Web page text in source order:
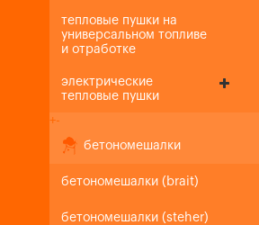
тепловые пушки на
универсальном топливе
и отработке
электрические
тепловые пушки
+-
бетономешалки
бетономешалки (brait)
бетономешалки (steher)